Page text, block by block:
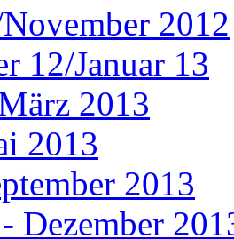
2012
12/Januar 13
2013
2013
2013
Dezember